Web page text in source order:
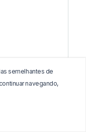
semelhantes de
navegando,